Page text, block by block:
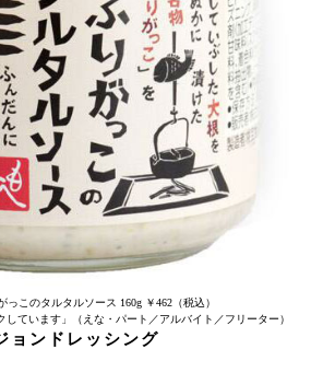
このタルタルソース 160g ￥462（税込）
しています」（えな・パート／アルバイト／フリーター）
ョンドレッシング